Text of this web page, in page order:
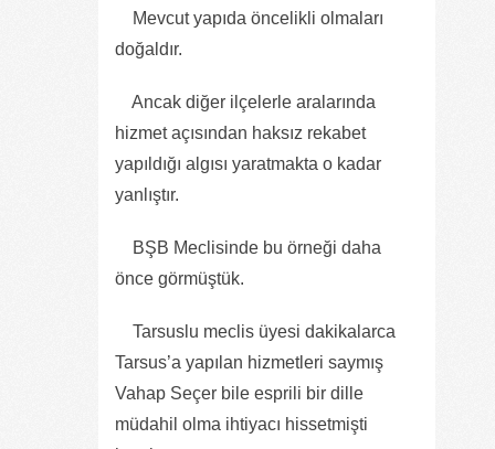
Mevcut yapıda öncelikli olmaları
doğaldır.
Ancak diğer ilçelerle aralarında
hizmet açısından haksız rekabet
yapıldığı algısı yaratmakta o kadar
yanlıştır.
BŞB Meclisinde bu örneği daha
önce görmüştük.
Tarsuslu meclis üyesi dakikalarca
Tarsus’a yapılan hizmetleri saymış
Vahap Seçer bile esprili bir dille
müdahil olma ihtiyacı hissetmişti